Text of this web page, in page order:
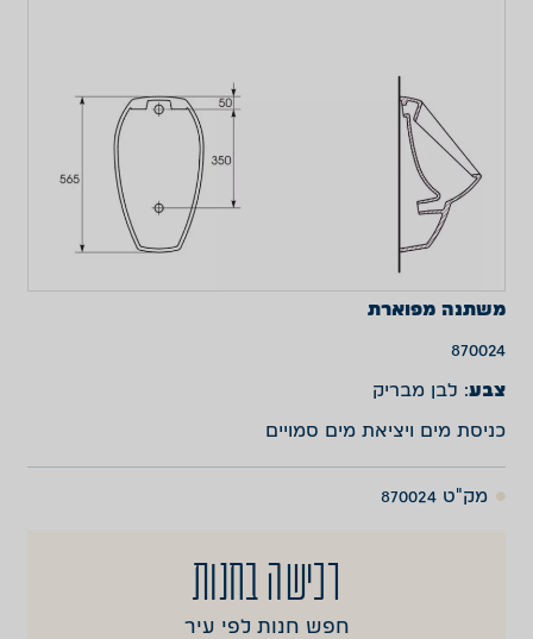
משתנה מפוארת
870024
צבע: לבן מבריק
כניסת מים ויציאת מים סמויים
מק"ט 870024
רכישה בחנות
חפש חנות לפי עיר